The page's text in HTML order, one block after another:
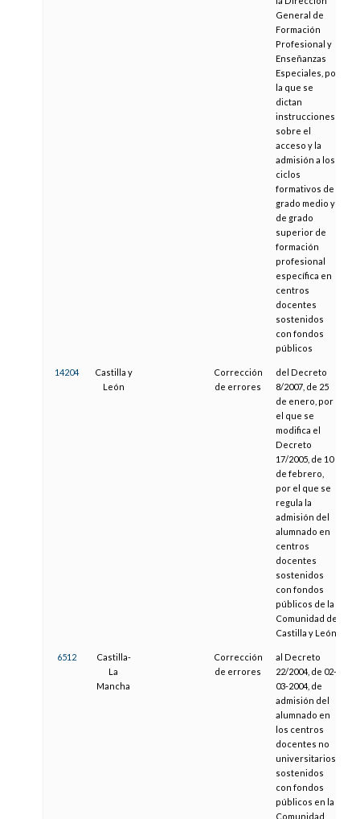
General de
Formación
Profesional y
Enseñanzas
Especiales, por
la que se
dictan
instrucciones
sobre el
acceso y la
admisión a los
ciclos
formativos de
grado medio y
de grado
superior de
formación
profesional
específica en
centros
docentes
sostenidos
con fondos
públicos
14204
Castilla y
León
Corrección
de errores
del Decreto
8/2007, de 25
de enero, por
el que se
modifica el
Decreto
17/2005, de 10
de febrero,
por el que se
regula la
admisión del
alumnado en
centros
docentes
sostenidos
con fondos
públicos de la
Comunidad de
Castilla y León
6512
Castilla-
La
Mancha
Corrección
de errores
al Decreto
22/2004, de 02-
03-2004, de
admisión del
alumnado en
los centros
docentes no
universitarios
sostenidos
con fondos
públicos en la
Comunidad